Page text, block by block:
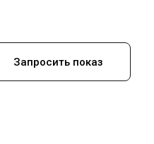
Запросить показ